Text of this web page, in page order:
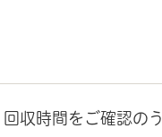
収時間をご確認のう